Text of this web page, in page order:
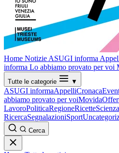
Home Notizie ASUGI informa
informa Lo abbiamo provato per voi
Tutte le categorie ▼
ASUGI informaAppelliCronaca
abbiamo provato per voiMovida
LavoroPoliticaRegioneRicette
RicercaSegnalazioniSport
Cerca